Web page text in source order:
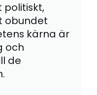
politiskt,
obundet
kärna är
och
de